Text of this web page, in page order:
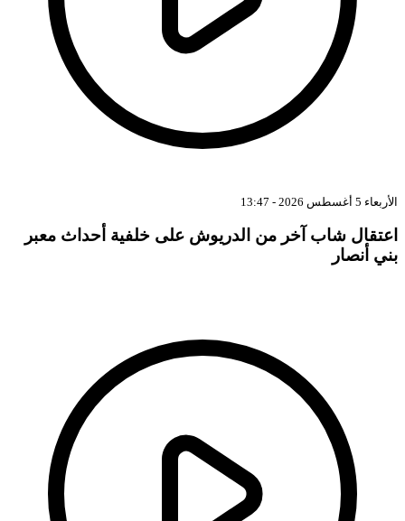
الأربعاء 5 أغسطس 2026 - 13:47
اعتقال شاب آخر من الدريوش على خلفية أحداث معبر
بني أنصار